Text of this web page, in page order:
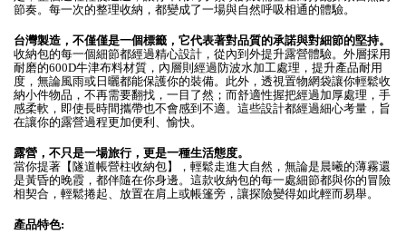
節奏。每一次的整理收納，都變成了一場與自然呼吸相通的體驗。
台灣製造，不僅僅是一個標籤，它代表著對品質的承諾與對細節的堅持。
收納包的每一個細節都經過精心設計，從內到外提升露營體驗。外層採用
耐磨的600D牛津布料材質，內層則經過防波水加工處理，提升產品耐用
度，無論風雨或日曬都能保護你的裝備。此外，透視置物網袋讓你輕鬆收
納小件物品，不再需要翻找，一目了然；而舒適性握把經過加厚處理，手
感柔軟，即使長時間攜帶也不會感到不適。這些設計都經過細心考量，旨
在讓你的露營過程更加便利、愉快。
露營，不只是一場旅行，更是一種生活態度。
當你提著【隧道帳營柱收納包】，輕鬆走進大自然，無論是晨曦的薄霧還
是黃昏的晚霞，都伴隨在你身邊。這款收納包的每一處細節都與你的冒險
相契合，輕鬆捲起、放置在肩上或帳篷旁，讓探險變得如此輕而易舉。
產品特色: